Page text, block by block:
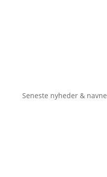
Seneste nyheder & navne